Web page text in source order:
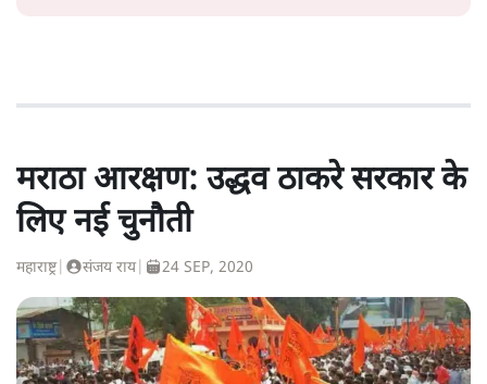
मराठा आरक्षण: उद्धव ठाकरे सरकार के
लिए नई चुनौती
महाराष्ट्र| संजय राय| 24 SEP, 2020